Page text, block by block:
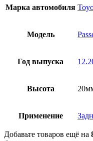
–
3400
Марка автомобиля
Модель
Год выпуска
Высота
Применение
Добавьте товаров ещё на